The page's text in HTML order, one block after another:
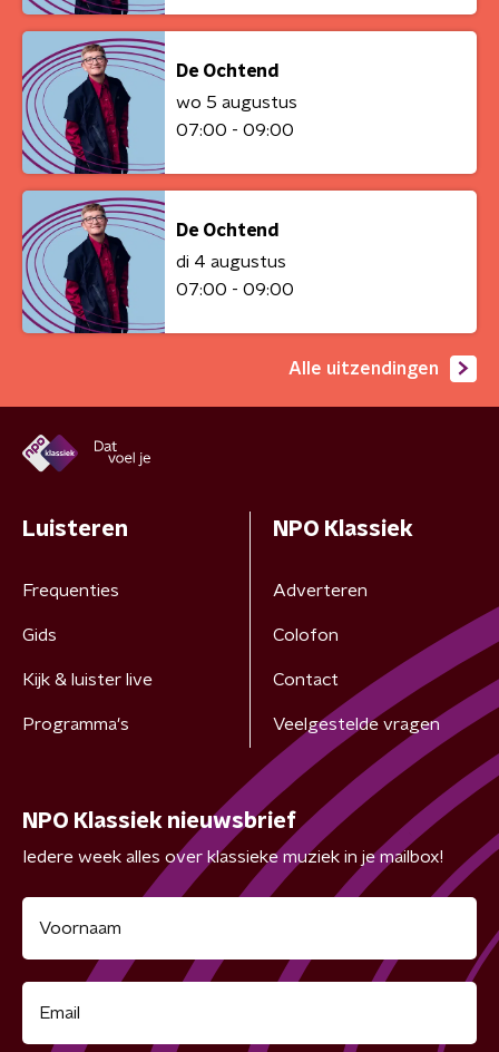
De Ochtend
wo 5 augustus
07:00 - 09:00
De Ochtend
di 4 augustus
07:00 - 09:00
Alle uitzendingen
Luisteren
Frequenties
Gids
Kijk & luister live
Programma's
NPO Klassiek
Adverteren
Colofon
Contact
Veelgestelde vragen
NPO Klassiek nieuwsbrief
Iedere week alles over klassieke muziek in je mailbox!